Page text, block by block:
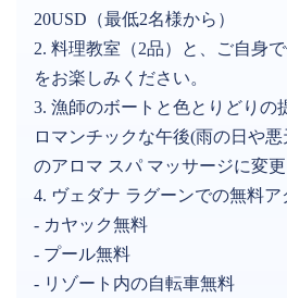
20USD（最低2名様から）
2. 料理教室（2品）と、ご自身
をお楽しみください。
3. 漁師のボートと色とりどりの
ロマンチックな午後(雨の日や
のアロマ スパ マッサージに変
4. ヴェダナ ラグーンでの無料ア
- カヤック無料
- プール無料
- リゾート内の自転車無料